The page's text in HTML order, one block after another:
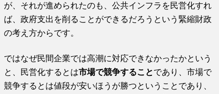
が、それが進められたのも、公共インフラを民営化すれ
ば、政府支出を削ることができるだろうという緊縮財政
の考え方からです。
ではなぜ民間企業では高潮に対応できなかったかという
と、民営化するとは市場で競争することであり、市場で
競争するとは値段が安いほうが勝つということであり、